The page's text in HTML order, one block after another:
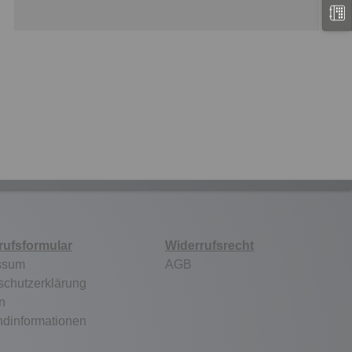
Widerrufsrecht
AGB